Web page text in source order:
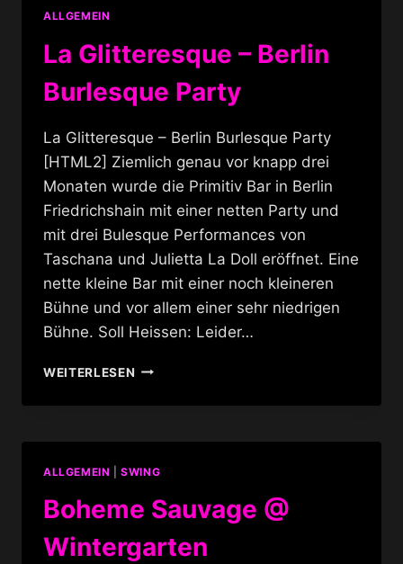
ALLGEMEIN
La Glitteresque – Berlin
Burlesque Party
La Glitteresque – Berlin Burlesque Party
[HTML2] Ziemlich genau vor knapp drei
Monaten wurde die Primitiv Bar in Berlin
Friedrichshain mit einer netten Party und
mit drei Bulesque Performances von
Taschana und Julietta La Doll eröffnet. Eine
nette kleine Bar mit einer noch kleineren
Bühne und vor allem einer sehr niedrigen
Bühne. Soll Heissen: Leider…
WEITERLESENLA
–
BURLESQUE
ALLGEMEIN |SWING
Boheme Sauvage @
Wintergarten